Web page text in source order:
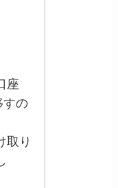
座
すの
取り